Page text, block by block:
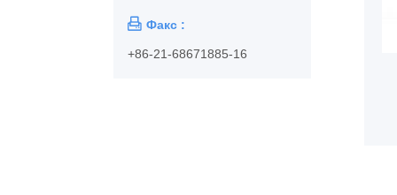
 Факс :
+86-21-68671885-16